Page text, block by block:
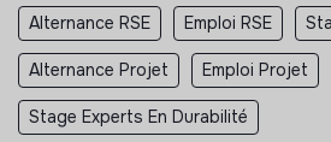
Alternance RSE Emploi RSE
Alternance Projet Emploi Projet
Stage Experts En Durabilité